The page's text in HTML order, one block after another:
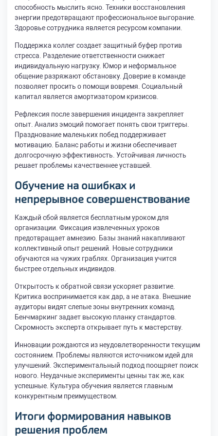
способность мыслить ясно. Техники восстановления
энергии предотвращают профессиональное выгорание.
Здоровье сотрудника является ресурсом компании.
Поддержка коллег создает защитный буфер против
стресса. Разделение ответственности снижает
индивидуальную нагрузку. Юмор и неформальное
общение разряжают обстановку. Доверие в команде
позволяет просить о помощи вовремя. Социальный
капитал является амортизатором кризисов.
Рефлексия после завершения инцидента закрепляет
опыт. Анализ эмоций помогает понять свои триггеры.
Празднование маленьких побед поддерживает
мотивацию. Баланс работы и жизни обеспечивает
долгосрочную эффективность. Устойчивая личность
решает проблемы качественнее уставшей.
Обучение на ошибках и
непрерывное совершенствование
Каждый сбой является бесплатным уроком для
организации. Фиксация извлеченных уроков
предотвращает амнезию. Базы знаний накапливают
коллективный опыт решений. Новые сотрудники
обучаются на чужих граблях. Организация учится
быстрее отдельных индивидов.
Открытость к обратной связи ускоряет развитие.
Критика воспринимается как дар, а не атака. Внешние
аудиторы видят слепые зоны внутренних команд.
Бенчмаркинг задает высокую планку стандартов.
Скромность эксперта открывает путь к мастерству.
Инновации рождаются из неудовлетворенности текущим
состоянием. Проблемы являются источником идей для
улучшений. Экспериментальный подход поощряет поиск
нового. Неудачные эксперименты ценны так же, как
успешные. Культура обучения является главным
конкурентным преимуществом.
Итоги формирования навыков
решения проблем